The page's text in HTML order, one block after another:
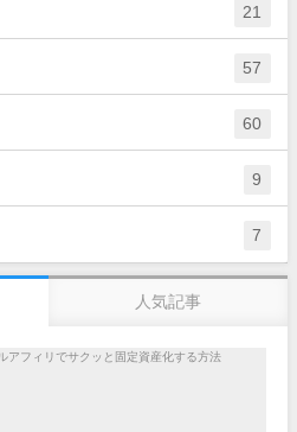
21
57
60
9
7
人気記事